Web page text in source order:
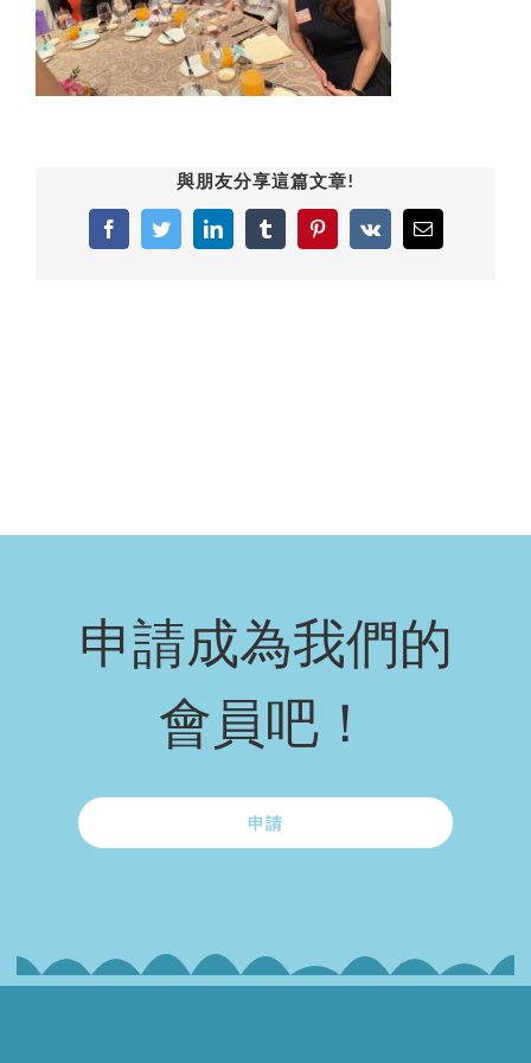
與朋友分享這篇文章!
FacebookTwitterLinkedInTumblrPinterest
Vk Email:
申請成為我們的
會員吧！
申請